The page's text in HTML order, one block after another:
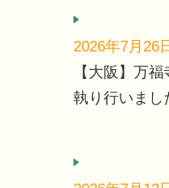
2026年7月26
【大阪】万
執り行いまし